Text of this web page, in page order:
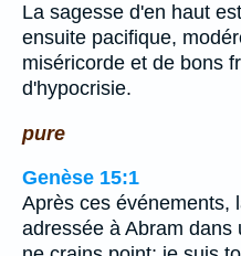
La sagesse d'en haut
ensuite pacifique,
miséricorde et de bons
d'hypocrisie.
pure
Genèse 15:1
Après ces événements,
adressée à Abram dans